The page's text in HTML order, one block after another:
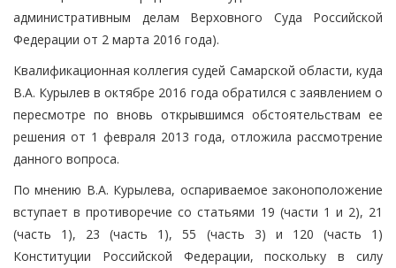
административным делам Верховного Суда Российской
Федерации от 2 марта 2016 года).
Квалификационная коллегия судей Самарской области, куда
В.А. Курылев в октябре 2016 года обратился с заявлением о
пересмотре по вновь открывшимся обстоятельствам ее
решения от 1 февраля 2013 года, отложила рассмотрение
данного вопроса.
По мнению В.А. Курылева, оспариваемое законоположение
вступает в противоречие со статьями 19 (части 1 и 2), 21
(часть 1), 23 (часть 1), 55 (часть 3) и 120 (часть 1)
Конституции Российской Федерации, поскольку в силу